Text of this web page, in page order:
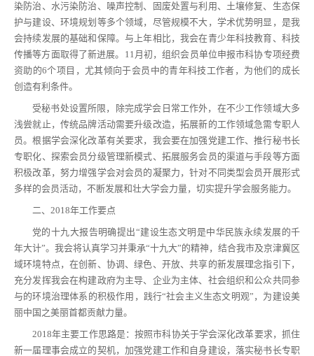
染防治、水污染防治、噪声控制、固废处置与利用、土壤修复、生态保
护与建设、环境规划等多个领域，尽管规模不大，学术优势明显，是我
会持续发展的基础和保障。与上年相比，我会在青少年科技教育、科技
传播等方面取得了新进展。11月初，组织会员单位申报市科协专项经费
资助的6个项目，尤其倾向于会员中的青年科技工作者，为他们的成长
创造有利条件。
受秘书处设置所限，除完成学会日常工作外，在不少工作领域大多
浅尝就止，传统品牌活动需要升级改造，拓展新的工作领域急需专职人
员。根据学会深化改革有关要求，我会要在加强党建工作、推行秘书长
专职化、探索会员分级管理新模式、拓展服务会员的渠道与手段等方面
积极改革，努力增强学会对会员的凝聚力，针对不同类型会员开展形式
多样的会员活动，不断发展和壮大学会力量，切实提升学会服务能力。
二、2018年工作要点
党的十九大报告明确提出“建设生态文明是中华民族永续发展的千
年大计”。我会将认真学习并秉承“十九大”的精神，结合我市及京津冀区
域环境特点，在创新、协调、绿色、开放、共享的新发展理念指引下，
充分发挥我会在构建政府为主导、企业为主体、社会组织和公众共同参
与的环境治理体系的积极作用，践行“社会主义生态文明观”，为建设美
丽中国之美丽首都贡献力量。
2018年主要工作思路是：按照市科协关于学会深化改革要求，抓住
新一届理事会成立的契机，加强党建工作和自身建设，落实秘书长专职